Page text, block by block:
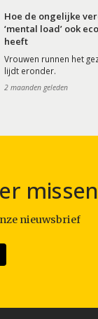
Hoe de ongelijke
‘mental load’ ook
heeft
Vrouwen runnen het
lijdt eronder.
2 maanden geleden
nieuwsbrief